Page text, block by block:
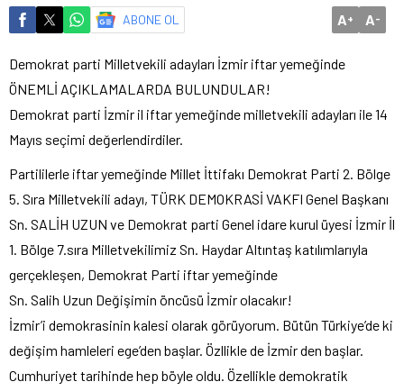
ABONE OL A+ A-
Demokrat parti Milletvekili adayları İzmir iftar yemeğinde
ÖNEMLİ AÇIKLAMALARDA BULUNDULAR!
Demokrat parti İzmir il iftar yemeğinde milletvekili adayları ile 14
Mayıs seçimi değerlendirdiler.
Partililerle iftar yemeğinde Millet İttifakı Demokrat Parti 2. Bölge
5. Sıra Milletvekili adayı, TÜRK DEMOKRASİ VAKFI Genel Başkanı
Sn. SALİH UZUN ve Demokrat parti Genel idare kurul üyesi İzmir İl
1. Bölge 7.sıra Milletvekilimiz Sn. Haydar Altıntaş katılımlarıyla
gerçekleşen, Demokrat Parti iftar yemeğinde
Sn. Salih Uzun Değişimin öncüsü İzmir olacakır!
İzmir’i demokrasinin kalesi olarak görüyorum. Bütün Türkiye’de ki
değişim hamleleri ege’den başlar. Özllikle de İzmir den başlar.
Cumhuriyet tarihinde hep böyle oldu. Özellikle demokratik